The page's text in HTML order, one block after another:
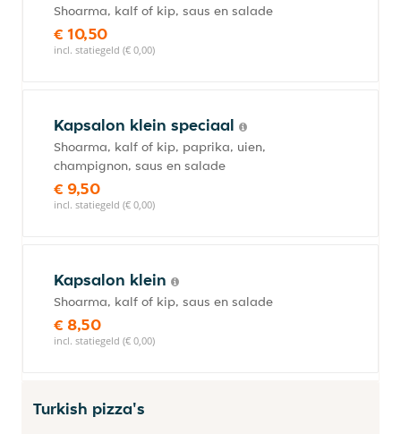
Shoarma, kalf of kip, saus en salade
€ 10,50
incl. statiegeld (€ 0,00)
Kapsalon klein speciaal
Shoarma, kalf of kip, paprika, uien,
champignon, saus en salade
€ 9,50
incl. statiegeld (€ 0,00)
Kapsalon klein
Shoarma, kalf of kip, saus en salade
€ 8,50
incl. statiegeld (€ 0,00)
Turkish pizza's